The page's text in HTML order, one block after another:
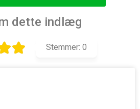
dette indlæg
Stemmer: 0